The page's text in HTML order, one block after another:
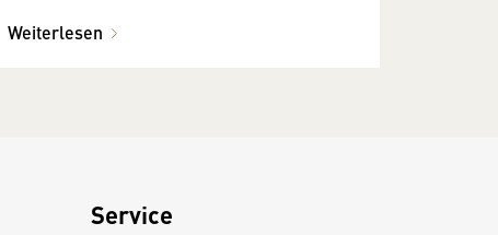
Weiterlesen
Service